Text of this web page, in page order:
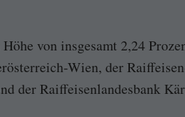
von insgesamt 2,24
Wien, der
der Raiffeisenlandesbank